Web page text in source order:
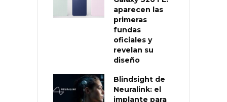
aparecen las
primeras
fundas
oficiales y
revelan su
diseño
Blindsight de
Neuralink: el
implante para